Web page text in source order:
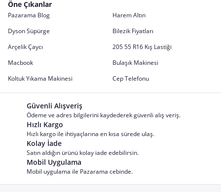
Öne Çıkanlar
Pazarama Blog
Harem Altın
Dyson Süpürge
Bilezik Fiyatları
Arçelik Çaycı
205 55 R16 Kış Lastiği
Macbook
Bulaşık Makinesi
Koltuk Yıkama Makinesi
Cep Telefonu
Güvenli Alışveriş
Ödeme ve adres bilgilerini kaydederek güvenli alış veriş.
Hızlı Kargo
Hızlı kargo ile ihtiyaçlarına en kısa sürede ulaş.
Kolay İade
Satın aldığın ürünü kolay iade edebilirsin.
Mobil Uygulama
Mobil uygulama ile Pazarama cebinde.